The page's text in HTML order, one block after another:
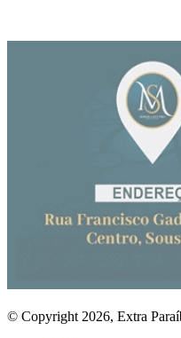
© Copyright 2026, Extra